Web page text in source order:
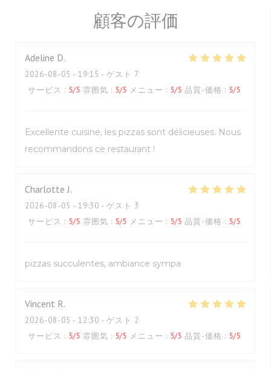
顧客の評価
Adeline D
2026-08-05 - 19:15 - ゲスト 7
サービス : 5/5 雰囲気 : 5/5 メニュー : 5/5 品質-価格 : 5/5
Excellente cuisine, les pizzas sont délicieuses. Nous
recommandons ce restaurant !
Charlotte J
2026-08-05 - 19:30 - ゲスト 3
サービス : 5/5 雰囲気 : 5/5 メニュー : 5/5 品質-価格 : 5/5
pizzas succulentes, ambiance sympa
Vincent R
2026-08-05 - 12:30 - ゲスト 2
サービス : 5/5 雰囲気 : 5/5 メニュー : 5/5 品質-価格 : 5/5